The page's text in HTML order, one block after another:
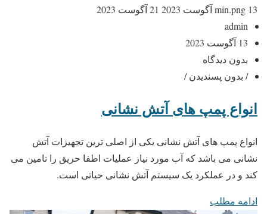
min.png 13 آگوست 2023
21 آگوست 2023
admin
13 آگوست 2023
بدون دیدگاه
/ بدون پسندیدن /
انواع پمپ های آتش نشانی
انواع پمپ های آتش نشانی یکی از اصلی ترین تجهیزات آتش
نشانی می باشد که آب مورد نیاز عملیات اطفا حریق را تامین می
کند و در عملکرد یک سیستم آتش نشانی حیاتی است.
ادامه مطلب